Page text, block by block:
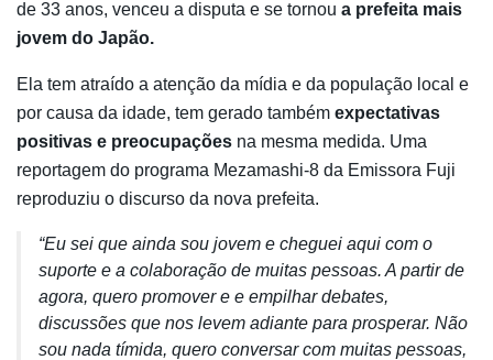
de 33 anos, venceu a disputa e se tornou a prefeita mais
jovem do Japão.
Ela tem atraído a atenção da mídia e da população local e
por causa da idade, tem gerado também expectativas
positivas e preocupações na mesma medida. Uma
reportagem do programa Mezamashi-8 da Emissora Fuji
reproduziu o discurso da nova prefeita.
“Eu sei que ainda sou jovem e cheguei aqui com o
suporte e a colaboração de muitas pessoas. A partir de
agora, quero promover e e empilhar debates,
discussões que nos levem adiante para prosperar. Não
sou nada tímida, quero conversar com muitas pessoas,